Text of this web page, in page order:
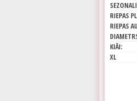
RIEPAS
RIEPAS
KIĀI:
XL